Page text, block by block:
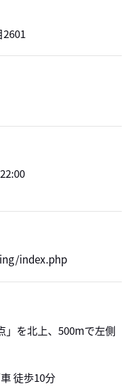
index.php
」を北上、500mで左側
徒歩10分